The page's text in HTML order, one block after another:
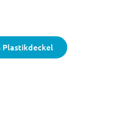
Plastikdeckel